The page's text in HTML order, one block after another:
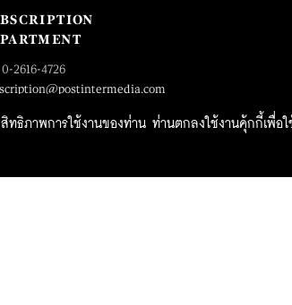
ทธิภาพการใช้งานของท่าน ท่านตกลงใช้งานคุ้กกี้เพื่อใ
2616-4726